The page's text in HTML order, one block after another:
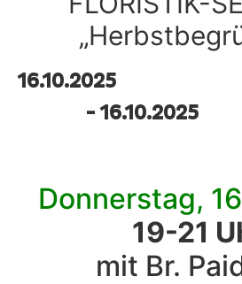
16.10.2025
- 16.10.2025
Donnerstag,
19-21
mit Br.